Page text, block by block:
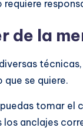
de la
se quiere.
tomar el
anclajes